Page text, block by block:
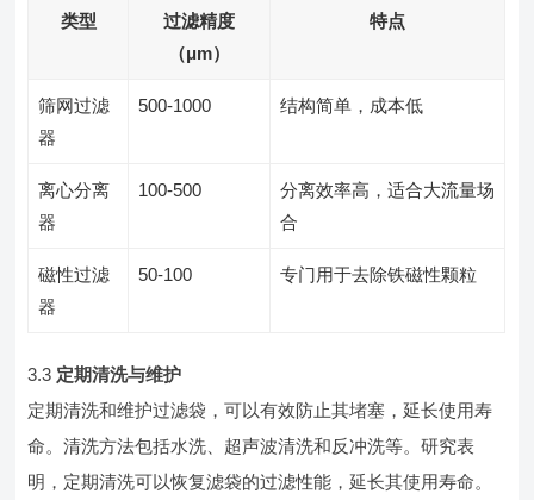
类型
过滤精度
（μm）
特点
筛网过滤
器
500-1000 结构简单，成本低
离心分离
器
100-500
分离效率高，适合大流量场
合
磁性过滤
器
50-100 专门用于去除铁磁性颗粒
3.3 定期清洗与维护
定期清洗和维护过滤袋，可以有效防止其堵塞，延长使用寿
命。清洗方法包括水洗、超声波清洗和反冲洗等。研究表
明，定期清洗可以恢复滤袋的过滤性能，延长其使用寿命。